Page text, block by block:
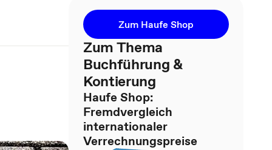
Zum Haufe Shop
Zum Thema
Buchführung &
Kontierung
Haufe Shop:
Fremdvergleich
internationaler
Verrechnungspreise